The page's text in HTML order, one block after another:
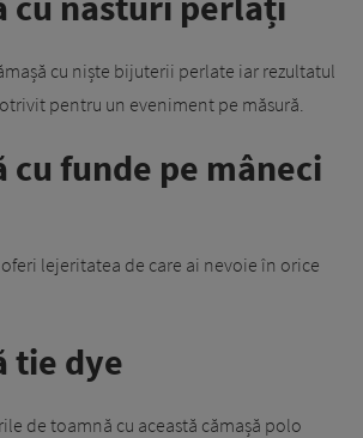
cu niște bijuterii perlate iar rezultatul
pentru un eveniment pe măsură.
cu funde pe mâneci
lejeritatea de care ai nevoie în orice
tie dye
de toamnă cu această cămașă polo